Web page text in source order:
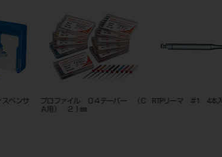
プロファイル ０４テーパー （Ｃ
Ａ用） ２１㎜
RTPリーマ ＃1 4本入